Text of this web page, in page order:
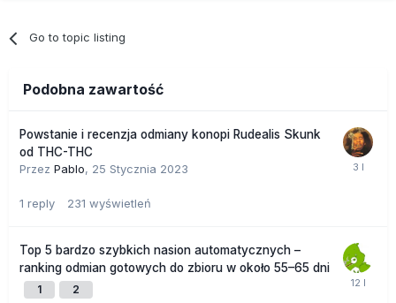
Go to topic listing
Podobna zawartość
Powstanie i recenzja odmiany konopi Rudealis Skunk
od THC-THC
Przez Pablo, 25 Stycznia 2023
1 reply 231 wyświetleń
Top 5 bardzo szybkich nasion automatycznych –
ranking odmian gotowych do zbioru w około 55–65 dni
1 2